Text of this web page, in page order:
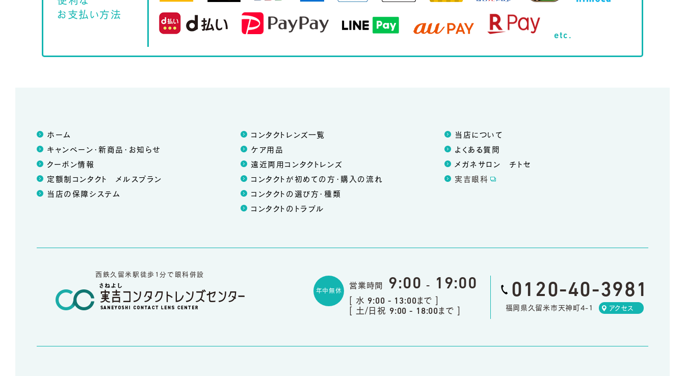
お支払い方法
etc.
ホーム
キャンペーン・新商品・お知らせ
クーポン情報
定額制コンタクト メルスプラン
当店の保障システム
コンタクトレンズ一覧
ケア用品
遠近両用コンタクトレンズ
コンタクトが初めての方・購入の流れ
コンタクトの選び方・種類
コンタクトのトラブル
当店について
よくある質問
メガネサロン チトセ
実吉眼科
西鉄久留米駅徒歩1分で眼科併設
年中無休
営業時間 9:00- 19:00
[ 水 9:00 - 13:00まで ]
[ 土/日祝 9:00 - 18:00まで ]
0120-40-3981
福岡県久留米市天神町4-1 アクセス